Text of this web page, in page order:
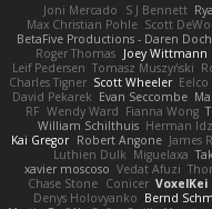
Joni Mercado S J Bennett
Max Christian Pohle Scott
BetaFive Productions - Daren
Roger Thomas Joey Wittmann
Leif Pedersen Tomasz Muszyński
Charles Tigner Scott Wheeler
David Pekarek Evan Seccombe
RF Wendy Ward Fianna Wong
William Schilthuis Herman
Kai Gregor Robert Angone James
Luthien Dulk Miguelaxa
xavier moscoso Vedat Afuzi
Chase Stone Conicer VoxelKei
Denys Holovyanko Bernd